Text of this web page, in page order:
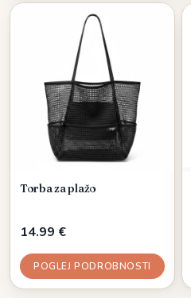
Torba za plažo
14.99 €
POGLEJ PODROBNOSTI